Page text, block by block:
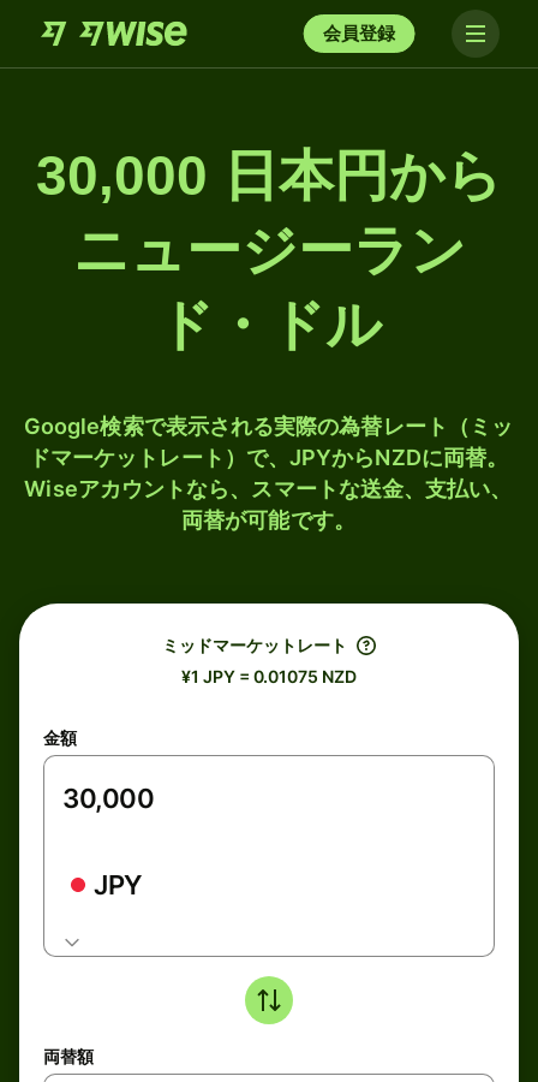
会員登録
30,000 日本円から
ニュージーラン
ド・ドル
Google検索で表示される実際の為替レート（ミッ
ドマーケットレート）で、JPYからNZDに両替。
Wiseアカウントなら、スマートな送金、支払い、
両替が可能です。
ミッドマーケットレート
¥1 JPY = 0.01075 NZD
金額
JPY
両替額